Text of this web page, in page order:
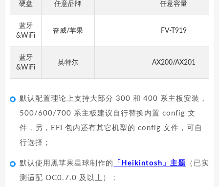
硬盘 任意品牌 任意容量
蓝牙
&WiFi
奋威/苹果 FV-T919
蓝牙
&WiFi
英特尔 AX200/AX201
默认配置理论上支持大部分 300 和 400 系主板安装，
500/600/700 系主板建议自行替换内置 config 文
件，另，EFI 包内还有其它机型的 config 文件，可自
行选择；
默认使用黑苹果星球制作的 「Heikintosh」主题 （已实
测适配 OC0.7.0 及以上）；